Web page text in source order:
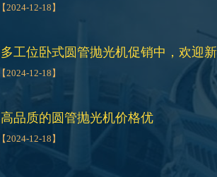
【2024-12-18】
多工位卧式圆管抛光机促销中，欢迎
【2024-12-18】
高品质的圆管抛光机价格优
【2024-12-18】